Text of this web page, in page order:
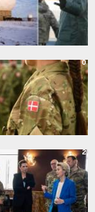
0
2